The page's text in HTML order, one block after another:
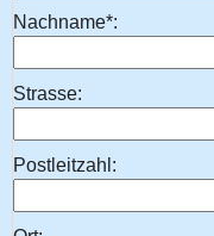
Nachname*:
Strasse:
Postleitzahl: